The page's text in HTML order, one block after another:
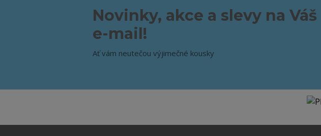
Novinky, akce a slevy na Váš
e-mail!
Ať vám neutečou výjimečné kousky